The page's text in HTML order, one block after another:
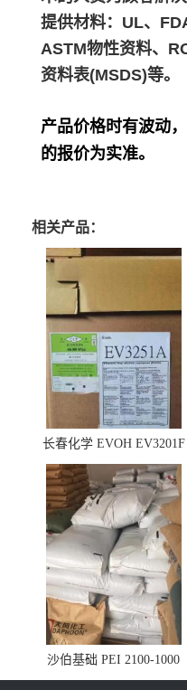
提供材料：UL、
ASTM物性资料、
资料表(MSDS)等。
产品价格时有波动
的报价为实准。
相关产品：
长春化学 EVOH EV3201F
沙伯基础 PEI 2100-1000